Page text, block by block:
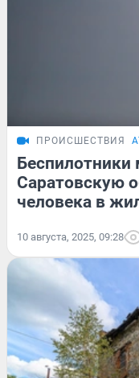
ПРОИСШЕСТВИЯ
Беспилотники
Саратовскую
человека в
10 августа, 2025, 09:28